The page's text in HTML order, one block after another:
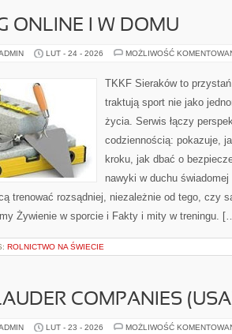
ONLINE I W DOMU
LUT - 24 - 2026 MOŻLIWOŚĆ
TKKF Sieraków to
traktują sport nie jako
życia. Serwis łączy
codziennością: pokazuje,
kroku, jak dbać o
nawyki w duchu
trenować rozsądniej, niezależnie od tego, czy
Żywienie w sporcie i Fakty i mity w treningu.
ROLNICTWO NA ŚWIECIE
COMPANIES
LUT - 23 - 2026 MOŻLIWOŚĆ